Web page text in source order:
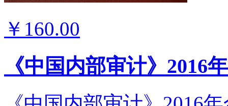
￥160.00
《中国内部审计》2016